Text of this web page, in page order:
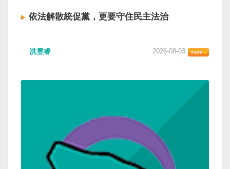
依法解散統促黨，更要守住民主法治
洪昱睿 2026-08-03